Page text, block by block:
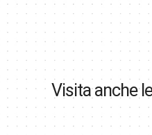
Visita anche